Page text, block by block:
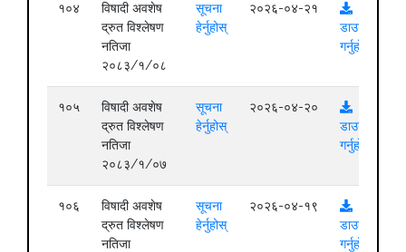
१०४
विषादी अवशेष
द्रुत विश्लेषण
नतिजा
२०८३/१/०८
सूचना
हेर्नुहोस्
२०२६-०४-२१
डाउनलोड
गर्नुहोस्
१०५
विषादी अवशेष
द्रुत विश्लेषण
नतिजा
२०८३/१/०७
सूचना
हेर्नुहोस्
२०२६-०४-२०
डाउनलोड
गर्नुहोस्
१०६
विषादी अवशेष
द्रुत विश्लेषण
नतिजा
सूचना
हेर्नुहोस्
२०२६-०४-१९
डाउनलोड
गर्नुहोस्